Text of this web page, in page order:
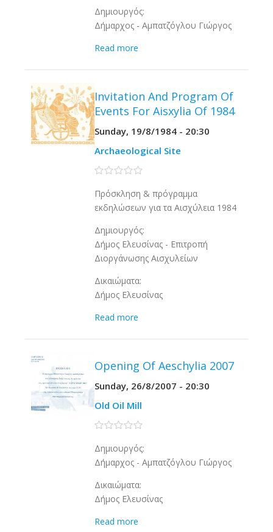
Δημιουργός:
Δήμαρχος - Αμπατζόγλου Γιώργος
Read more
Invitation And Program Of
Events For Aisxylia Of 1984
Sunday, 19/8/1984 - 20:30
Archaeological Site
0 stars
Πρόσκληση & πρόγραμμα
εκδηλώσεων για τα Αισχύλεια 1984
Δημιουργός:
Δήμος Ελευσίνας - Επιτροπή
Διοργάνωσης Αισχυλείων
Δικαιώματα:
Δήμος Ελευσίνας
Read more
Opening Of Aeschylia 2007
Sunday, 26/8/2007 - 20:30
Old Oil Mill
0 stars
Δημιουργός:
Δήμαρχος - Αμπατζόγλου Γιώργος
Δικαιώματα:
Δήμος Ελευσίνας
Read more